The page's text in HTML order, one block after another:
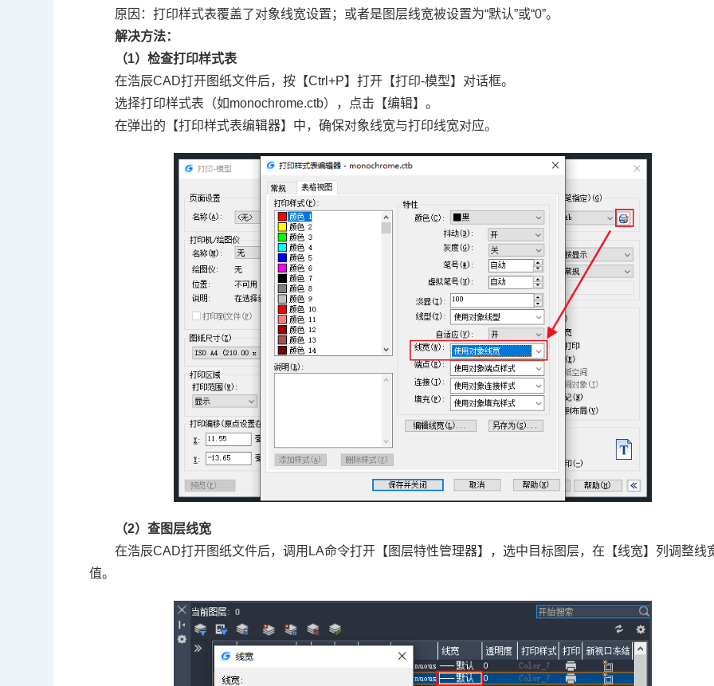
原因：打印样式表覆盖了对象线宽设置；或者是图层线宽被设置为“默认”或“0”。
解决方法：
（1）检查打印样式表
在浩辰CAD打开图纸文件后，按【Ctrl+P】打开【打印-模型】对话框。
选择打印样式表（如monochrome.ctb），点击【编辑】。
在弹出的【打印样式表编辑器】中，确保对象线宽与打印线宽对应。
（2）查图层线宽
在浩辰CAD打开图纸文件后，调用LA命令打开【图层特性管理器】，选中目标图层，在【线宽】列调整线
值。